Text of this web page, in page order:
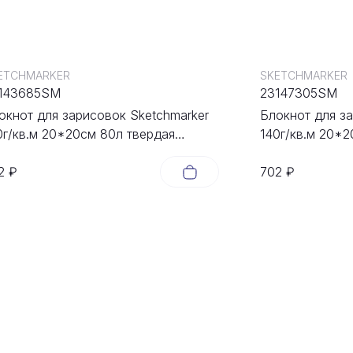
₽
для зарисовок Sketchmarker
кв.м 20*20cм 80л твердая
702 ₽
Блокнот для
140г/кв.м
SKETCHMARKER
23147305SM